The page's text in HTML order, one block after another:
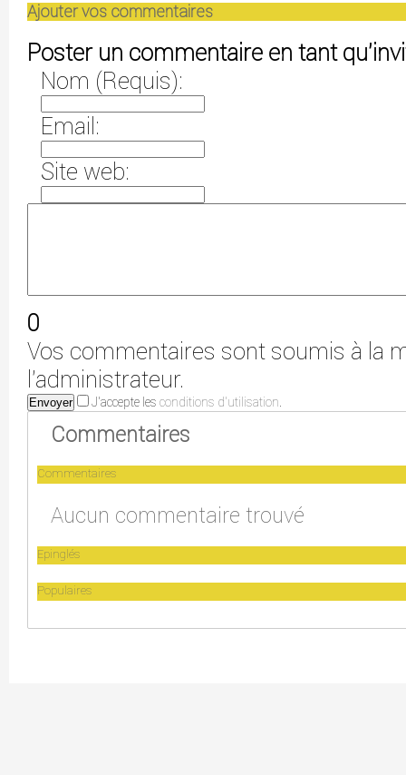
Ajouter vos commentaires
Poster un commentaire en tant
Nom (Requis):
Email:
Site web:
0
Vos commentaires sont soumis à la
l'administrateur.
Envoyer J'accepte les conditions d'utilisation.
Commentaires
Commentaires
Aucun commentaire trouvé
Epinglés
Populaires